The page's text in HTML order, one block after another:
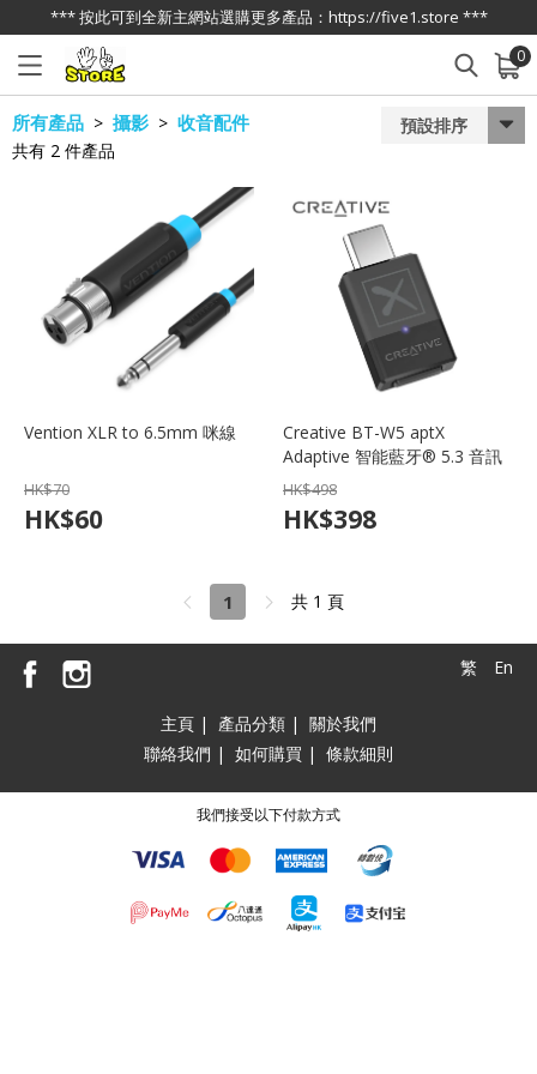
*** 按此可到全新主網站選購更多產品：https://five1.store ***
0
已加入購物車 查看
所有產品 > 攝影 > 收音配件
共有 2 件產品
預設排序
Vention XLR to 6.5mm 咪線
HK$70
HK$60
Creative BT-W5 aptX
Adaptive 智能藍牙® 5.3 音訊
發射器
HK$498
HK$398
1 共 1 頁
繁 En
主頁 | 產品分類 | 關於我們
聯絡我們 | 如何購買 | 條款細則
我們接受以下付款方式